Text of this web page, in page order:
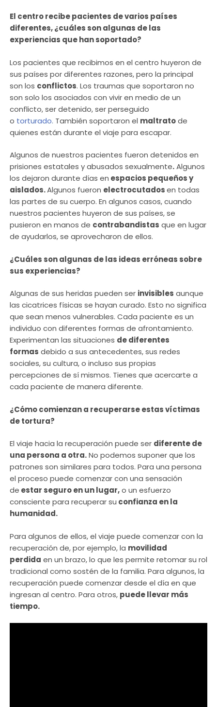
El centro recibe pacientes de varios países
diferentes, ¿cuáles son algunas de las
experiencias que han soportado?
Los pacientes que recibimos en el centro huyeron de
sus países por diferentes razones, pero la principal
son los conflictos. Los traumas que soportaron no
son solo los asociados con vivir en medio de un
conflicto, ser detenido, ser perseguido
o torturado. También soportaron el maltratode
quienes están durante el viaje para escapar.
Algunos de nuestros pacientes fueron detenidos en
prisiones estatales y abusados sexualmente.Algunos
los dejaron durante días en espacios pequeños y
aislados.Algunos fueron electrocutadosen todas
las partes de su cuerpo. En algunos casos, cuando
nuestros pacientes huyeron de sus países, se
pusieron en manos de contrabandistas que en lugar
de ayudarlos, se aprovecharon de ellos.
¿Cuáles son algunas de las ideas erróneas sobre
sus experiencias?
Algunas de sus heridas pueden ser invisibles aunque
las cicatrices físicas se hayan curado. Esto no significa
que sean menos vulnerables. Cada paciente es un
individuo con diferentes formas de afrontamiento.
Experimentan las situaciones de diferentes
formas debido a sus antecedentes, sus redes
sociales, su cultura, o incluso sus propias
percepciones de sí mismos. Tienes que acercarte a
cada paciente de manera diferente.
¿Cómo comienzan a recuperarse estas víctimas
de tortura?
El viaje hacia la recuperación puede ser diferente de
una persona a otra.No podemos suponer que los
patrones son similares para todos. Para una persona
el proceso puede comenzar con una sensación
de estar seguro en un lugar,o un esfuerzo
consciente para recuperar su confianza en la
humanidad.
Para algunos de ellos, el viaje puede comenzar con la
recuperación de, por ejemplo, la movilidad
perdida en un brazo, lo que les permite retomar su rol
tradicional como sostén de la familia. Para algunos, la
recuperación puede comenzar desde el día en que
ingresan al centro. Para otros, puede llevar más
tiempo.